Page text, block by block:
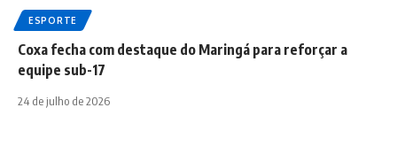
ESPORTE
Coxa fecha com destaque do Maringá para reforçar a
equipe sub-17
24 de julho de 2026